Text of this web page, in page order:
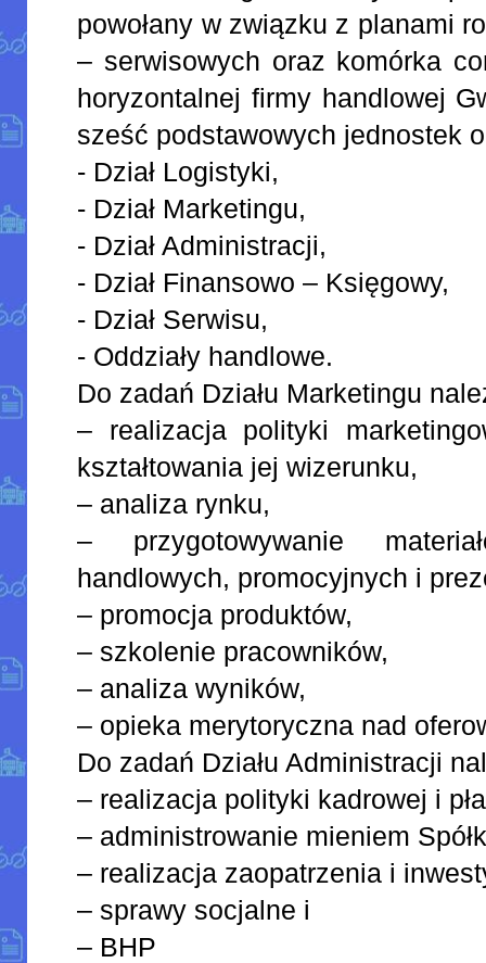
powołany w związku z planami
– serwisowych oraz komórka
horyzontalnej firmy handlowej
sześć podstawowych jednostek
- Dział Logistyki,
- Dział Marketingu,
- Dział Administracji,
- Dział Finansowo – Księgowy,
- Dział Serwisu,
- Oddziały handlowe.
Do zadań Działu Marketingu
– realizacja polityki
kształtowania jej wizerunku,
– analiza rynku,
– przygotowywanie
handlowych, promocyjnych i
– promocja produktów,
– szkolenie pracowników,
– analiza wyników,
– opieka merytoryczna nad
Do zadań Działu Administracji
– realizacja polityki kadrowej i
– administrowanie mieniem
– realizacja zaopatrzenia i
– sprawy socjalne i
– BHP